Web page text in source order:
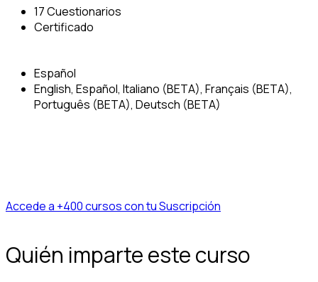
17 Cuestionarios
Certificado
Español
English, Español, Italiano (BETA), Français (BETA),
Português (BETA), Deutsch (BETA)
Accede a +400 cursos con tu Suscripción
Quién imparte este curso